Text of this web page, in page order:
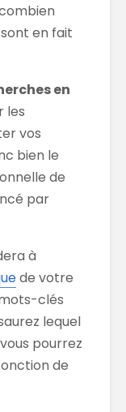
en fait
en
les
vos
bien le
de
par
à
de votre
clés
lequel
pourrez
de